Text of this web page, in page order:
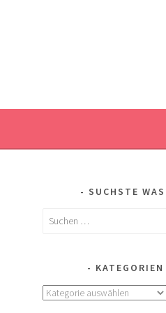
SUCHSTE
Suchen
KATEGORIEN
Kategorien